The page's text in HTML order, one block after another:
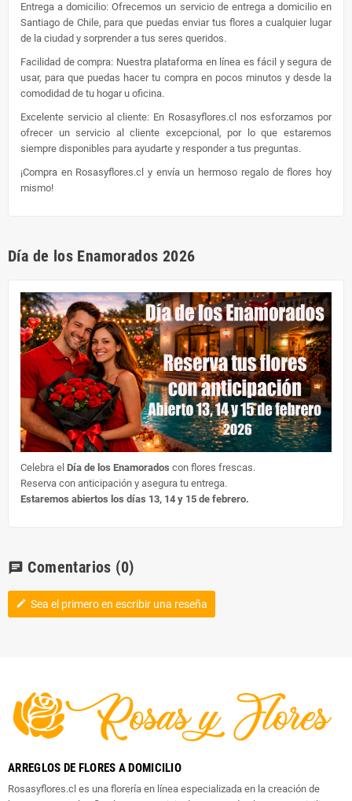
Entrega a domicilio: Ofrecemos un servicio de entrega a domicilio en
Santiago de Chile, para que puedas enviar tus flores a cualquier lugar
de la ciudad y sorprender a tus seres queridos.
Facilidad de compra: Nuestra plataforma en línea es fácil y segura de
usar, para que puedas hacer tu compra en pocos minutos y desde la
comodidad de tu hogar u oficina.
Excelente servicio al cliente: En Rosasyflores.cl nos esforzamos por
ofrecer un servicio al cliente excepcional, por lo que estaremos
siempre disponibles para ayudarte y responder a tus preguntas.
¡Compra en Rosasyflores.cl y envía un hermoso regalo de flores hoy
mismo!
Día de los Enamorados 2026
Celebra el Día de los Enamorados con flores frescas.
Reserva con anticipación y asegura tu entrega.
Estaremos abiertos los días 13, 14 y 15 de febrero.
chat Comentarios (0)
edit Sea el primero en escribir una reseña
ARREGLOS DE FLORES A DOMICILIO
Rosasyflores.cl es una florería en línea especializada en la creación de